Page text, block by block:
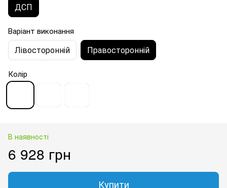
ДСП
Варіант виконання
Лівосторонній Правосторонній
Колір
В наявності
6 928 грн
Купити